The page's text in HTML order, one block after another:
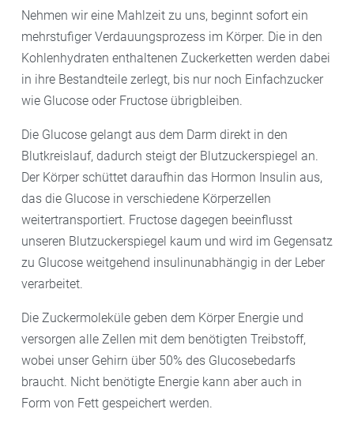
Nehmen wir eine Mahlzeit zu uns, beginnt sofort ein
mehrstufiger Verdauungsprozess im Körper. Die in den
Kohlenhydraten enthaltenen Zuckerketten werden dabei
in ihre Bestandteile zerlegt, bis nur noch Einfachzucker
wie Glucose oder Fructose übrigbleiben.
Die Glucose gelangt aus dem Darm direkt in den
Blutkreislauf, dadurch steigt der Blutzuckerspiegel an.
Der Körper schüttet daraufhin das Hormon Insulin aus,
das die Glucose in verschiedene Körperzellen
weitertransportiert. Fructose dagegen beeinflusst
unseren Blutzuckerspiegel kaum und wird im Gegensatz
zu Glucose weitgehend insulinunabhängig in der Leber
verarbeitet.
Die Zuckermoleküle geben dem Körper Energie und
versorgen alle Zellen mit dem benötigten Treibstoff,
wobei unser Gehirn über 50% des Glucosebedarfs
braucht. Nicht benötigte Energie kann aber auch in
Form von Fett gespeichert werden.